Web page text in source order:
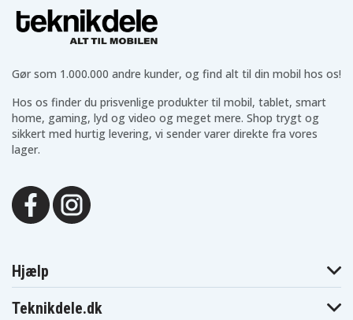
Gør som 1.000.000 andre kunder, og find alt til din mobil hos os!
Hos os finder du prisvenlige produkter til mobil, tablet, smart
home, gaming, lyd og video og meget mere. Shop trygt og
sikkert med hurtig levering, vi sender varer direkte fra vores
lager.
Hjælp
Teknikdele.dk